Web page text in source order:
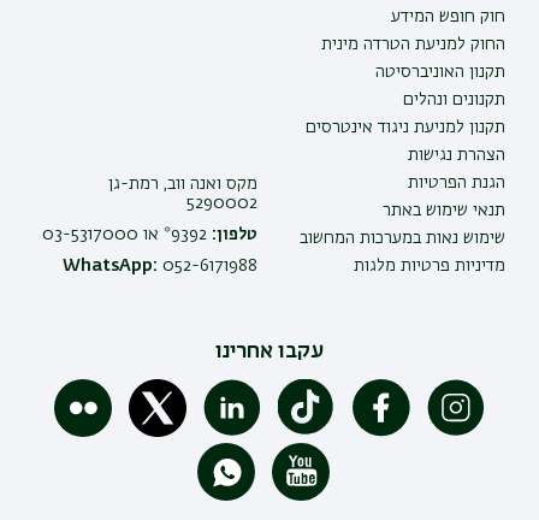
חוק חופש המידע
החוק למניעת הטרדה מינית
תקנון האוניברסיטה
תקנונים ונהלים
תקנון למניעת ניגוד אינטרסים
הצהרת נגישות
הגנת הפרטיות
תנאי שימוש באתר
שימוש נאות במערכות המחשוב
מדיניות פרטיות מלגות
מקס ואנה ווב, רמת-גן
5290002
טלפון:
WhatsApp: 052-6171988
עקבו אחרינו